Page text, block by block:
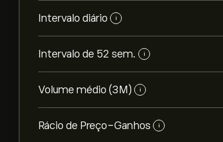
Intervalo diário i
Intervalo de 52 sem. i
Volume médio (3M) i
Rácio de Preço-Ganhos i